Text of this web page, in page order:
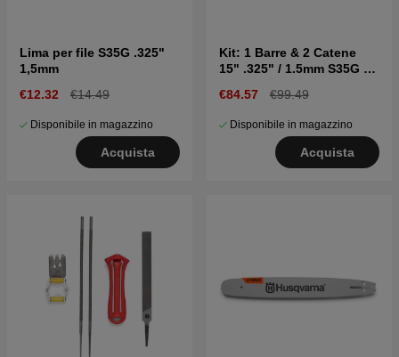
Lima per file S35G .325"
1,5mm
€12.32
€14.49
Disponibile in magazzino
Acquista
Kit: 1 Barre & 2 Catene
15" .325" / 1.5mm S35G X-
€84.57 €99.49
Disponibile in magazzino
Acquista